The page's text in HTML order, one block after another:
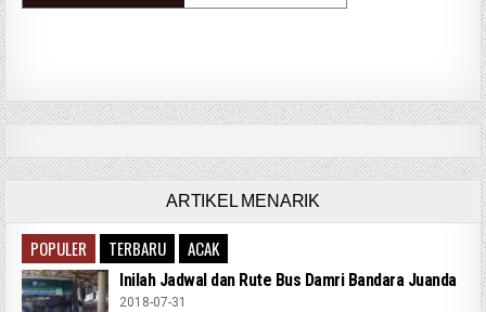
ARTIKEL MENARIK
POPULER TERBARU ACAK
Inilah Jadwal dan Rute Bus Damri Bandara Juanda
2018-07-31